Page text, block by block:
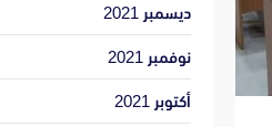
ديسمبر 2021
نوفمبر 2021
أكتوبر 2021